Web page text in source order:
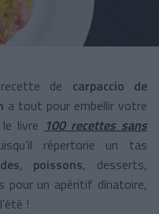
de carpaccio de
a tout pour embellir votre
livre 100 recettes sans
répertorie un tas
, poissons, desserts,
pour un apéritif dînatoire,
!